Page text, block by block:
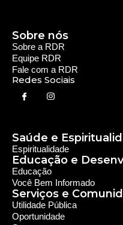
Sobre a RDR
Equipe RDR
Fale com a RDR
Redes Sociais
Sobre nós
Saúde e
Espiritualidade
Educação e
Educação
Você Bem Informado
Serviços e
Utilidade Pública
Oportunidade